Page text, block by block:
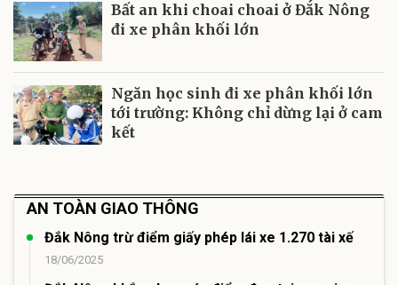
Bất an khi choai choai ở Đắk Nông
đi xe phân khối lớn
Ngăn học sinh đi xe phân khối lớn
tới trường: Không chỉ dừng lại ở cam
kết
AN TOÀN GIAO THÔNG
Đắk Nông trừ điểm giấy phép lái xe 1.270 tài xế
18/06/2025